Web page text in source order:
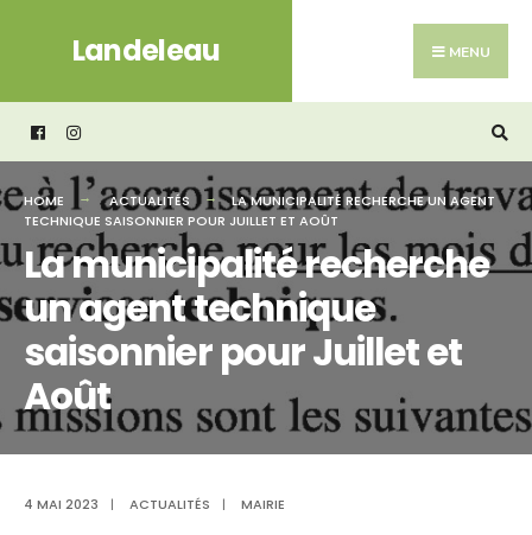
Landeleau MENU
HOME ACTUALITÉS
LA MUNICIPALITÉ RECHERCHE UN AGENT
TECHNIQUE SAISONNIER POUR JUILLET ET AOÛT
La municipalité recherche
un agent technique
saisonnier pour Juillet et
Août
4 MAI 2023 | ACTUALITÉS | MAIRIE
for: